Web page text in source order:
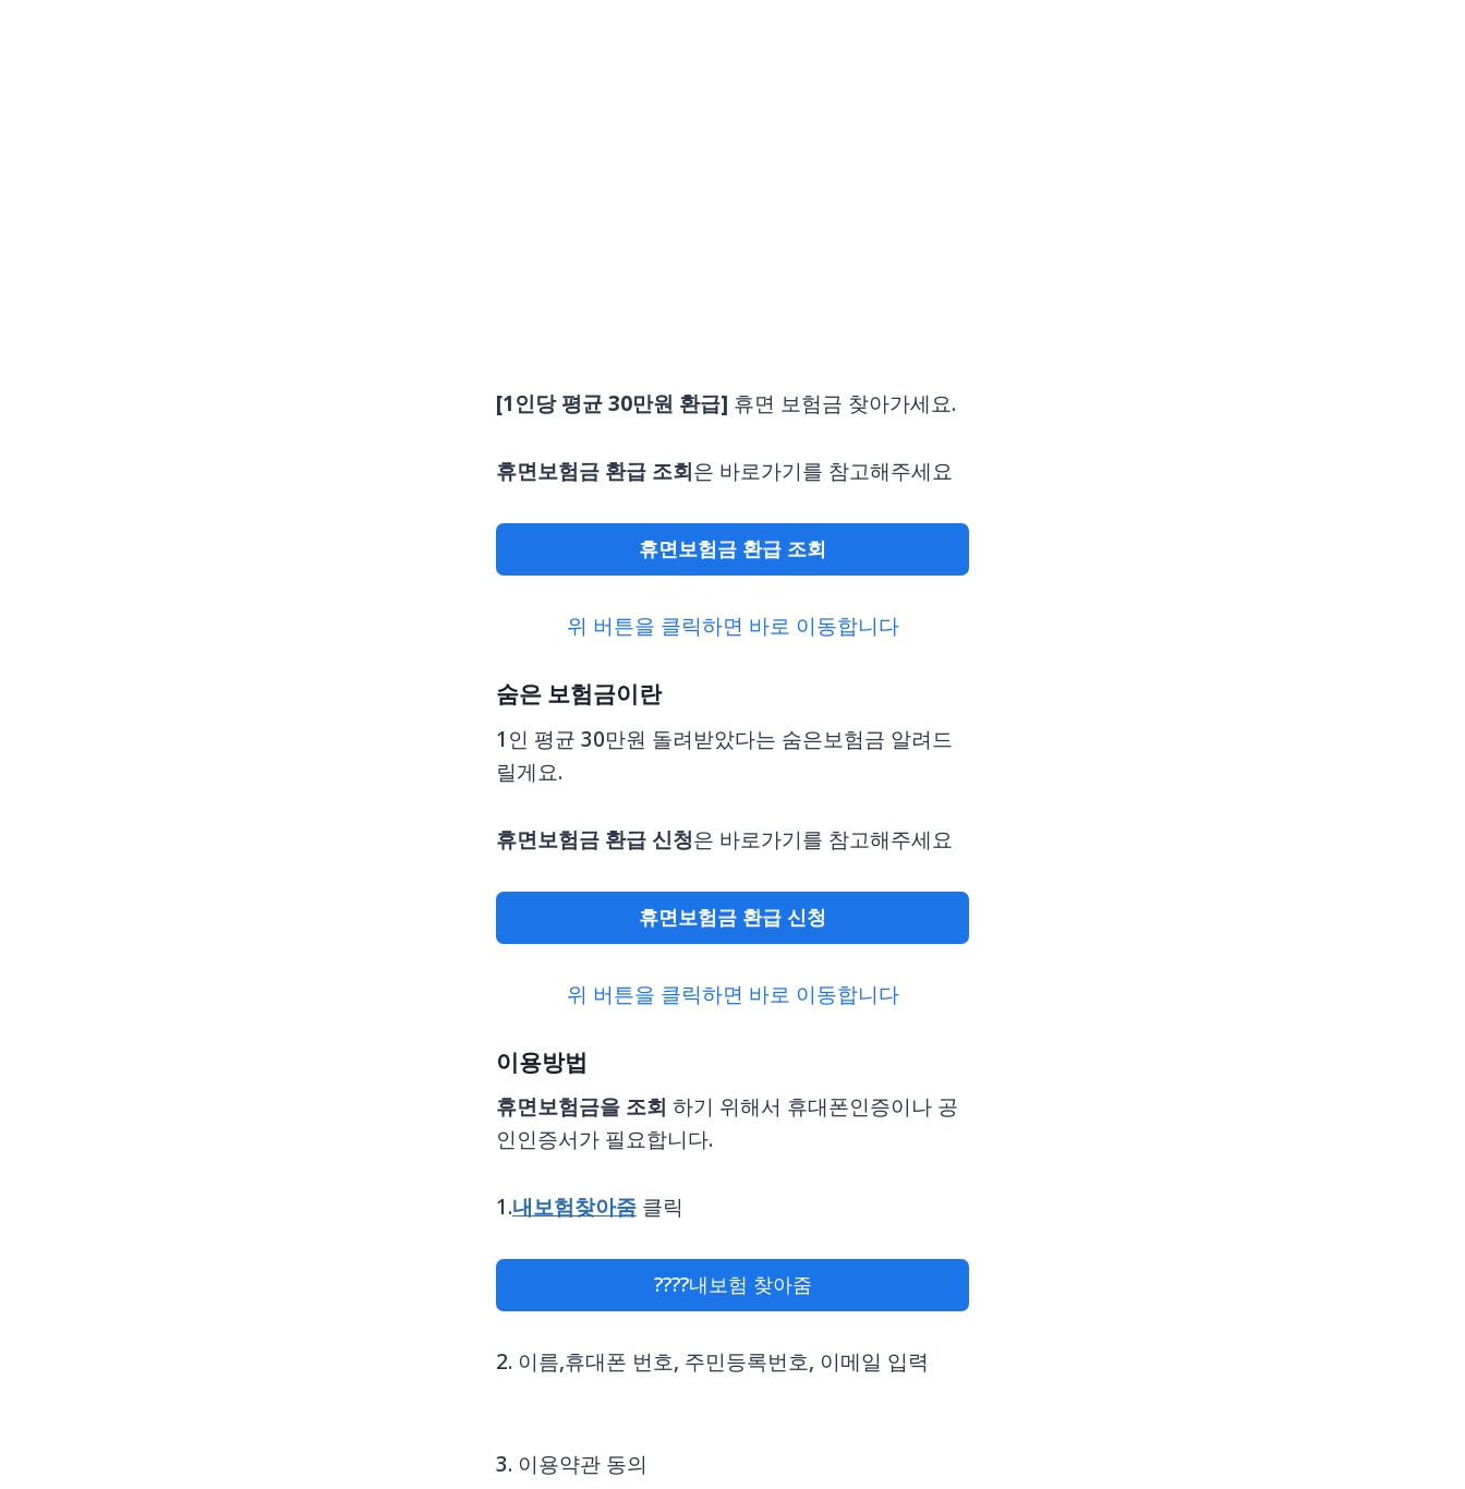
[1인당 평균 30만원 환급]휴면 보험금 찾아가세요.
휴면보험금 환급조회은 바로가기를 참고해주세요
휴면보험금 환급 조회
위 버튼을 클릭하면 바로 이동합니다
숨은 보험금이란
1인 평균 30만원 돌려받았다는 숨은보험금 알려드
릴게요.
휴면보험금 환급신청은 바로가기를 참고해주세요
휴면보험금 환급 신청
위 버튼을 클릭하면 바로 이동합니다
이용방법
휴면보험금을 조회하기 위해서 휴대폰인증이나 공
인인증서가 필요합니다.
1.내보험찾아줌클릭
????내보험 찾아줌
2. 이름,휴대폰 번호, 주민등록번호, 이메일 입력
3. 이용약관 동의